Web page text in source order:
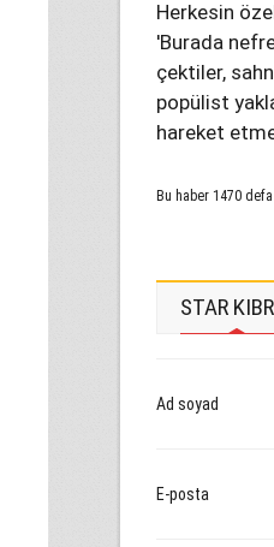
Herkesin
'Burada
çektiler,
popülist
hareket
Bu haber 1470
STAR
Ad soyad
E-posta